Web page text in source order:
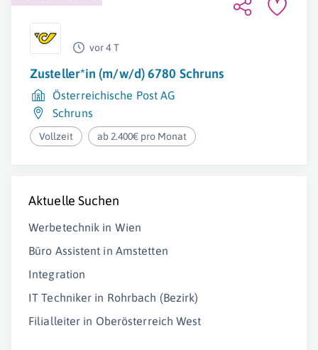
vor 4 T
Zusteller*in (m/w/d) 6780 Schruns
Österreichische Post AG
Schruns
Vollzeit ab 2.400€ pro Monat
Aktuelle Suchen
Werbetechnik in Wien
Büro Assistent in Amstetten
Integration
IT Techniker in Rohrbach (Bezirk)
Filialleiter in Oberösterreich West